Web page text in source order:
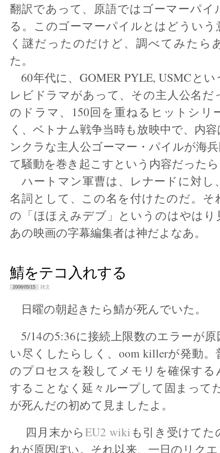
翻訳であって、原語ではゴーマーパイ
る。このゴーマーパイルとはどういう
く謎だったのだけど、調べてみたら
た。
60年代に、GOMER PYLE, USMCと
レビドラマがあって、その主人公名だ
のドラマ、150回を重ねるヒットシリ
く、ベトナム戦争当時も放映中で、内
ンクラな主人公ゴーマー・パイルが海
て騒動を巻き起こすという内容だった
ハートマン軍曹は、レナードに対し
名詞として、この名を付けたのだ。そ
の「ほほえみデブ」というのはやはり
あの映画の字幕編集者は神だよなあ。
鯖をテコ入れする
2006/05/15 雑文
日曜の朝起きたら鯖が死んでいた。
5/14の5:36に接続上限数のエラーが
い尽くしたらしく、oom killerが発動
のプロセスを殺してメモリを確保する
することなく延々ループして固まって
が死んだの初めて見ましたよ。
四月末からEU2 wikiも引き受けて
れが原因ぽい。それ以来、一日のリク